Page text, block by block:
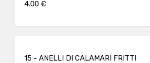
4.00 €
15 - ANELLI DI CALAMARI FRITTI